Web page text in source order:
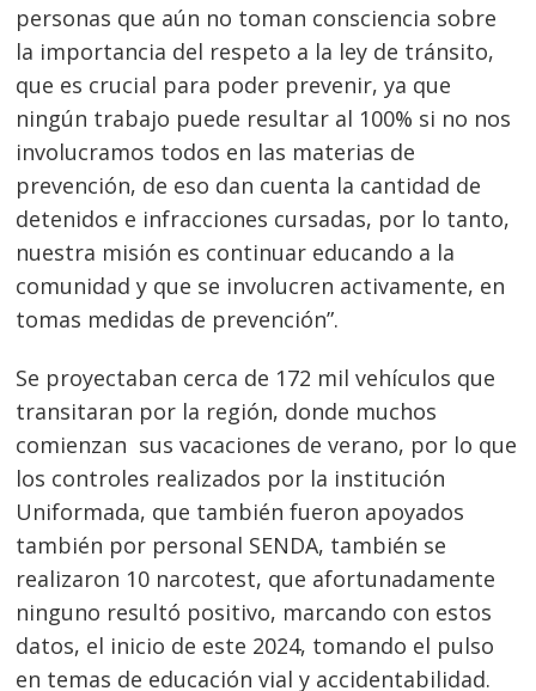
personas que aún no toman consciencia sobre
la importancia del respeto a la ley de tránsito,
que es crucial para poder prevenir, ya que
ningún trabajo puede resultar al 100% si no nos
involucramos todos en las materias de
prevención, de eso dan cuenta la cantidad de
detenidos e infracciones cursadas, por lo tanto,
nuestra misión es continuar educando a la
comunidad y que se involucren activamente, en
tomas medidas de prevención”.
Se proyectaban cerca de 172 mil vehículos que
transitaran por la región, donde muchos
comienzan sus vacaciones de verano, por lo que
los controles realizados por la institución
Uniformada, que también fueron apoyados
también por personal SENDA, también se
realizaron 10 narcotest, que afortunadamente
ninguno resultó positivo, marcando con estos
datos, el inicio de este 2024, tomando el pulso
en temas de educación vial y accidentabilidad.
Navegación
de
entradas